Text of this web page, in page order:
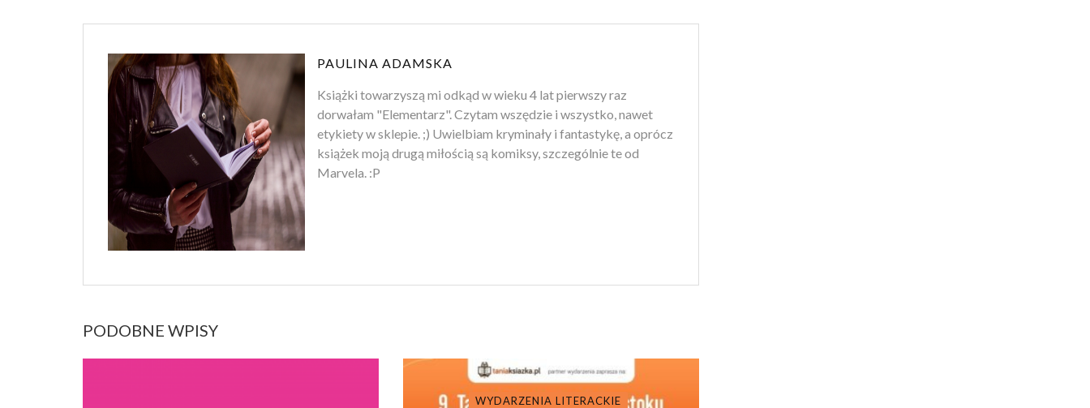
PAULINA ADAMSKA
Książki towarzyszą mi odkąd w wieku 4 lat pierwszy raz
dorwałam "Elementarz". Czytam wszędzie i wszystko, nawet
etykiety w sklepie. ;) Uwielbiam kryminały i fantastykę, a oprócz
książek moją drugą miłością są komiksy, szczególnie te od
Marvela. :P
PODOBNE WPISY
WYDARZENIA LITERACKIE